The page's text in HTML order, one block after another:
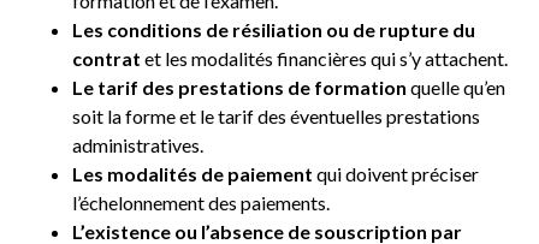
Les conditions de résiliation ou de rupture du
contrat et les modalités financières qui s’y attachent.
Le tarif des prestations de formation quelle qu’en
soit la forme et le tarif des éventuelles prestations
administratives.
Les modalités de paiement qui doivent préciser
l’échelonnement des paiements.
L’existence ou l’absence de souscription par